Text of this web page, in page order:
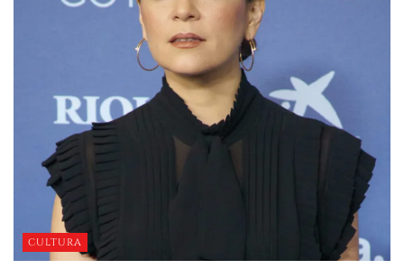
CULTURA